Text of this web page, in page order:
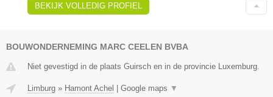
BEKIJK VOLLEDIG PROFIEL
BOUWONDERNEMING MARC CEELEN BVBA
Niet gevestigd in de plaats Guirsch en in de provincie Luxemburg.
Limburg » Hamont Achel | Google maps ▼